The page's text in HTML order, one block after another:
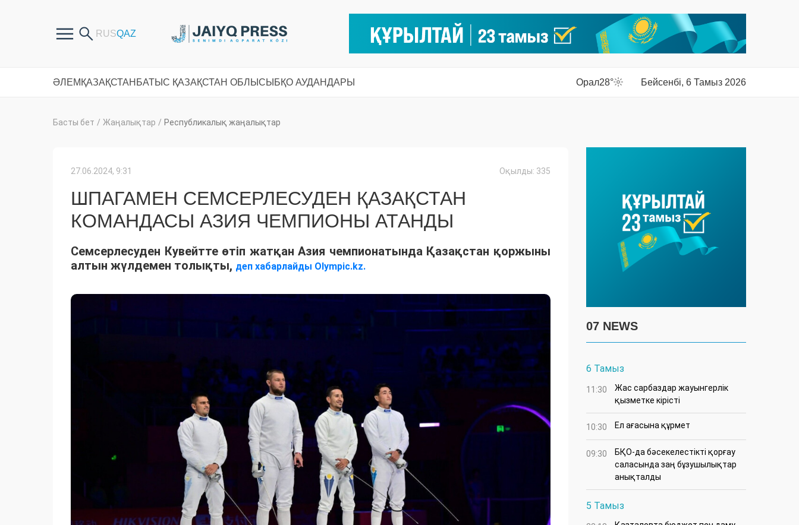
ӘЛЕМ ҚАЗАҚСТАН БАТЫС ҚАЗАҚСТАН ОБЛЫСЫ БҚО АУДАНДАРЫ Орал28° Бейсенбі, 6 Тамыз 2026
Басты бет / Жаңалықтар / Республикалық жаңалықтар
27.06.2024, 9:31 Оқылды: 335
ШПАГАМЕН СЕМСЕРЛЕСУДЕН ҚАЗАҚСТАН
КОМАНДАСЫ АЗИЯ ЧЕМПИОНЫ АТАНДЫ
Семсерлесуден Кувейтте өтіп жатқан Азия чемпионатында Қазақстан қоржыны
алтын жүлдемен толықты, деп хабарлайды Olympic.kz.
07 NEWS
6 Тамыз
11:30
Жас сарбаздар жауынгерлік
қызметке кірісті
10:30 Ел ағасына құрмет
09:30
БҚО-да бәсекелестікті қорғау
саласында заң бұзушылықтар
анықталды
5 Тамыз